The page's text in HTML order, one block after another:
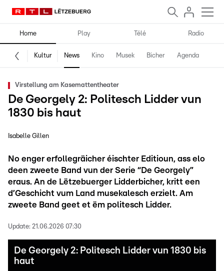
Home Play Télé Radio
Kultur News Kino Musek Bicher Agenda
Virstellung am Kasemattentheater
De Georgely 2: Politesch Lidder vun
1830 bis haut
Isabelle Gillen
No enger erfollegräicher éischter Editioun, ass elo
deen zweete Band vun der Serie “De Georgely”
eraus. An de Lëtzebuerger Lidderbicher, kritt een
d’Geschicht vum Land musekalesch erzielt. Am
zweete Band geet et ëm politesch Lidder.
Update: 21.06.2026 07:30
De Georgely 2: Politesch Lidder vun 1830 bis
haut